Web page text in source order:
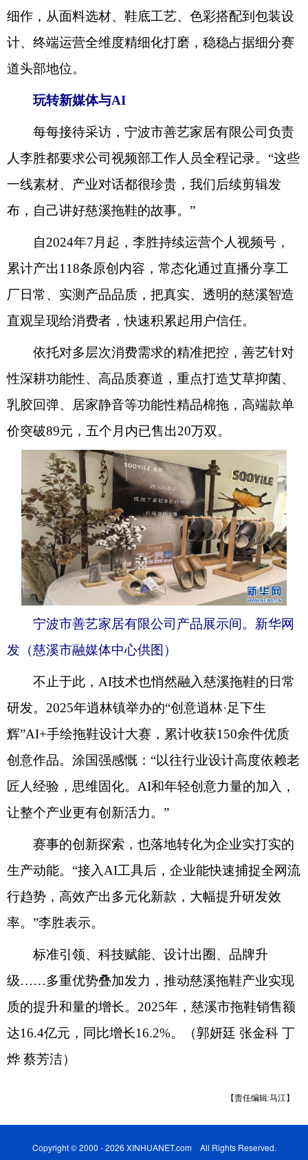
细作，从面料选材、鞋底工艺、色彩搭配到包装设
计、终端运营全维度精细化打磨，稳稳占据细分赛
道头部地位。
玩转新媒体与AI
每每接待采访，宁波市善艺家居有限公司负责
人李胜都要求公司视频部工作人员全程记录。“这些
一线素材、产业对话都很珍贵，我们后续剪辑发
布，自己讲好慈溪拖鞋的故事。”
自2024年7月起，李胜持续运营个人视频号，
累计产出118条原创内容，常态化通过直播分享工
厂日常、实测产品品质，把真实、透明的慈溪智造
直观呈现给消费者，快速积累起用户信任。
依托对多层次消费需求的精准把控，善艺针对
性深耕功能性、高品质赛道，重点打造艾草抑菌、
乳胶回弹、居家静音等功能性精品棉拖，高端款单
价突破89元，五个月内已售出20万双。
宁波市善艺家居有限公司产品展示间。新华网
发（慈溪市融媒体中心供图）
不止于此，AI技术也悄然融入慈溪拖鞋的日常
研发。2025年逍林镇举办的“创意逍林·足下生
辉”AI+手绘拖鞋设计大赛，累计收获150余件优质
创意作品。涂国强感慨：“以往行业设计高度依赖老
匠人经验，思维固化。AI和年轻创意力量的加入，
让整个产业更有创新活力。”
赛事的创新探索，也落地转化为企业实打实的
生产动能。“接入AI工具后，企业能快速捕捉全网流
行趋势，高效产出多元化新款，大幅提升研发效
率。”李胜表示。
标准引领、科技赋能、设计出圈、品牌升
级……多重优势叠加发力，推动慈溪拖鞋产业实现
质的提升和量的增长。2025年，慈溪市拖鞋销售额
达16.4亿元，同比增长16.2%。（郭妍廷 张金科 丁
烨 蔡芳洁）
【责任编辑:马江】
Copyright © 2000 - 2026 XINHUANET.com All Rights Reserved.